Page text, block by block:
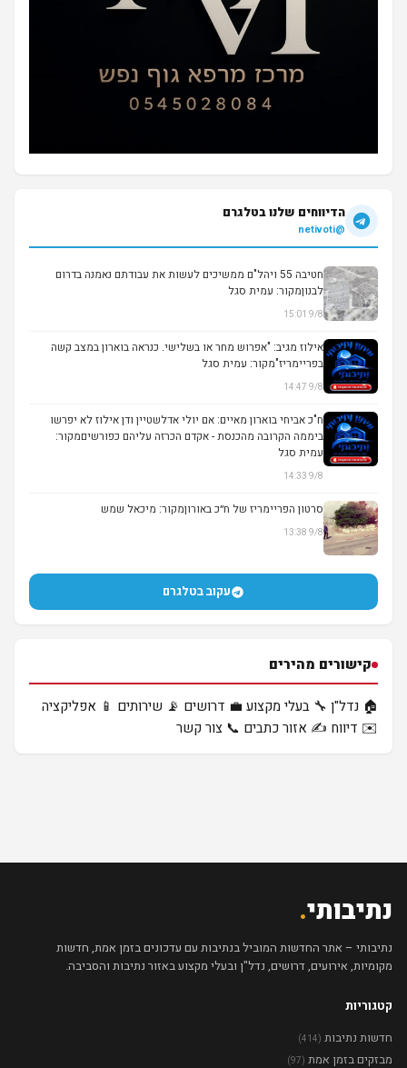
הדיווחים שלנו בטלגרם
@netivoti
חטיבה 55 ויהל"ם ממשיכים לעשות את עבודתם נאמנה בדרום
לבנוןמקור: עמית סגל
9/8 15:01
אילוז מגיב: "אפרוש מחר או בשלישי. כנראה בוארון במצב קשה
בפריימריז"מקור: עמית סגל
9/8 14:47
ח"כ אביחי בוארון מאיים: אם יולי אדלשטיין ודן אילוז לא יפרשו
ביממה הקרובה מהכנסת - אקדם הכרזה עליהם כפורשיםמקור:
עמית סגל
9/8 14:33
סרטון הפריימריז של ח״כ באורוןמקור: מיכאל שמש
9/8 13:38
עקוב בטלגרם
קישורים מהירים
🏠 נדל"ן 🔧 בעלי מקצוע 💼 דרושים 📡 שירותים 📱 אפליקציה
✉️ דיווח ✍️ אזור כתבים 📞 צור קשר
נתיבותי.
נתיבותי – אתר החדשות המוביל בנתיבות עם עדכונים בזמן אמת, חדשות
מקומיות, אירועים, דרושים, נדל"ן ובעלי מקצוע באזור נתיבות והסביבה.
קטגוריות
חדשות נתיבות (414)
מבזקים בזמן אמת (97)